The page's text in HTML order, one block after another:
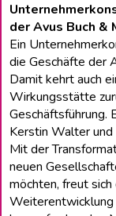
der Avus Buch &
Ein
die Geschäfte der
Damit kehrt auch
Wirkungsstätte
Geschäftsführung.
Kerstin Walter und
Mit der
neuen
möchten, freut
Weiterentwicklung